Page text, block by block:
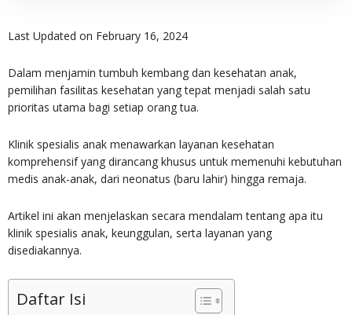
Last Updated on February 16, 2024
Dalam menjamin tumbuh kembang dan kesehatan anak,
pemilihan fasilitas kesehatan yang tepat menjadi salah satu
prioritas utama bagi setiap orang tua.
Klinik spesialis anak menawarkan layanan kesehatan
komprehensif yang dirancang khusus untuk memenuhi kebutuhan
medis anak-anak, dari neonatus (baru lahir) hingga remaja.
Artikel ini akan menjelaskan secara mendalam tentang apa itu
klinik spesialis anak, keunggulan, serta layanan yang
disediakannya.
Daftar Isi